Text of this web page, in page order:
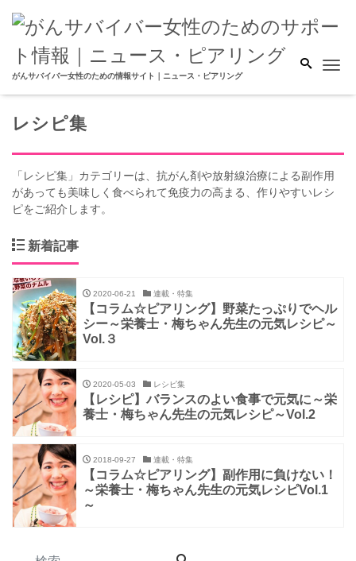
がんサバイバー女性のための情報サイト｜ニュース・ピアリング
レシピ集
「レシピ集」カテゴリーは、抗がん剤や放射線治療による副作用
があっても美味しく食べられて免疫力の高まる、作りやすいレシ
ピをご紹介します。
新着記事
2020-06-21 連載・特集
【コラム☆ピアリング】野菜たっぷりでヘル
シー～栄養士・梅ちゃん先生の元気レシピ～
Vol.３
2020-05-03 レシピ集
【レシピ】バランスのよい食事で元気に～栄
養士・梅ちゃん先生の元気レシピ～Vol.2
2018-09-27 連載・特集
【コラム☆ピアリング】副作用に負けない！
～栄養士・梅ちゃん先生の元気レシピVol.1
～